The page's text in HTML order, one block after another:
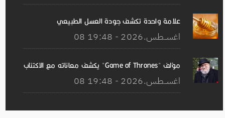
علامة واحدة تكشف جودة العسل الطبيعي
08 اغســطس.2026 - 19:48
مؤلف "Game of Thrones" يكشف معاناته مع الاكتئاب
08 اغســطس.2026 - 19:48